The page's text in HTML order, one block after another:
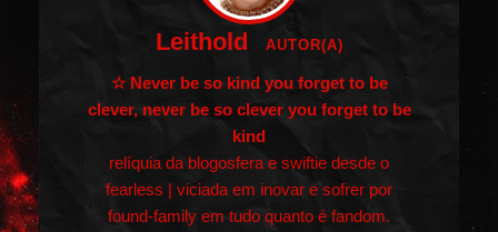
Leithold AUTOR(A)
☆ Never be so kind you forget to be
clever, never be so clever you forget to be
kind
relíquia da blogosfera e swiftie desde o
fearless | viciada em inovar e sofrer por
found-family em tudo quanto é fandom.